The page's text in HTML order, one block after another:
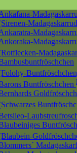
Buntfröschchen